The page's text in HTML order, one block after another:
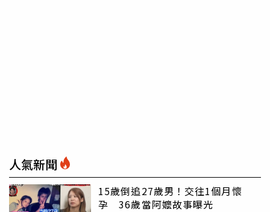
人氣新聞
15歲倒追27歲男！交往1個月懷
孕 36歲當阿嬤故事曝光